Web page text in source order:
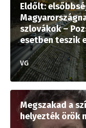
Eldőlt:
szlovákok –
esetben teszik
VG
Megszakad a
helyezték örök